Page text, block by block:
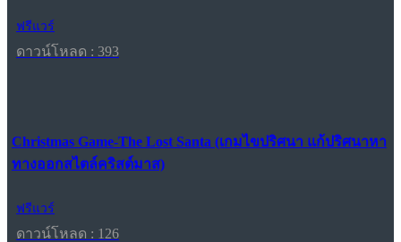
ฟรีแวร์
ดาวน์โหลด : 393
Christmas Game-The Lost Santa (เกมไขปริศนา แก้ปริศนาหา
ทางออกสไตล์คริสต์มาส)
ฟรีแวร์
ดาวน์โหลด : 126